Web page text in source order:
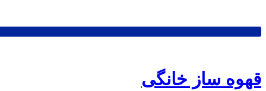
قهوه ساز خانگی